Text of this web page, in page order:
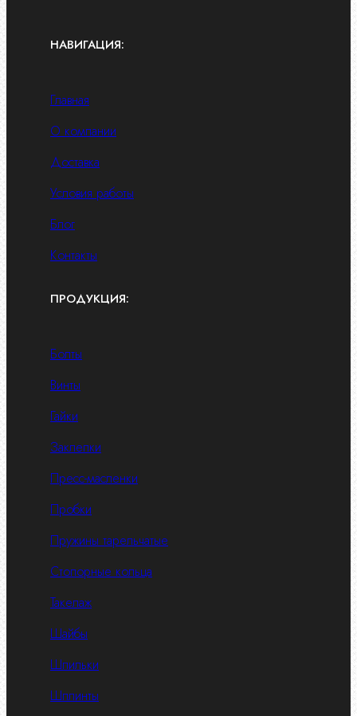
НАВИГАЦИЯ:
Главная
О компании
Доставка
Условия работы
Блог
Контакты
ПРОДУКЦИЯ:
Болты
Винты
Гайки
Заклепки
Пресс-масленки
Пробки
Пружины тарельчатые
Стопорные кольца
Такелаж
Шайбы
Шпильки
Шплинты